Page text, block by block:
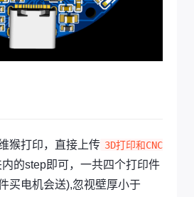
猴打印，直接上传 3D打印和CNC
的step即可，一共四个打印件
买电机会送),忽视壁厚小于